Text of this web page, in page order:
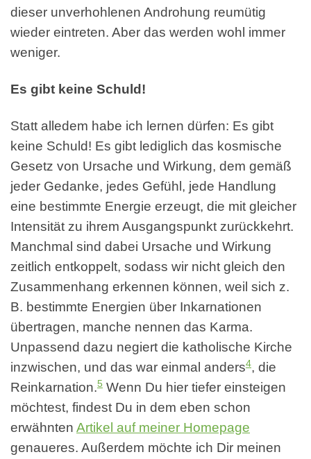
dieser unverhohlenen Androhung reumütig
wieder eintreten. Aber das werden wohl immer
weniger.
Es gibt keine Schuld!
Statt alledem habe ich lernen dürfen: Es gibt
keine Schuld! Es gibt lediglich das kosmische
Gesetz von Ursache und Wirkung, dem gemäß
jeder Gedanke, jedes Gefühl, jede Handlung
eine bestimmte Energie erzeugt, die mit gleicher
Intensität zu ihrem Ausgangspunkt zurückkehrt.
Manchmal sind dabei Ursache und Wirkung
zeitlich entkoppelt, sodass wir nicht gleich den
Zusammenhang erkennen können, weil sich z.
B. bestimmte Energien über Inkarnationen
übertragen, manche nennen das Karma.
Unpassend dazu negiert die katholische Kirche
inzwischen, und das war einmal anders4, die
Reinkarnation.5 Wenn Du hier tiefer einsteigen
möchtest, findest Du in dem eben schon
erwähnten Artikel auf meiner Homepage
genaueres. Außerdem möchte ich Dir meinen